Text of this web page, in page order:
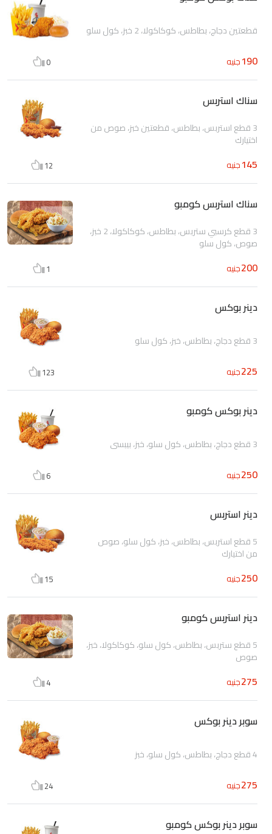
قطعتين دجاج، بطاطس، كوكاكولا، 2 خبز، كول سلو
190جنيه 0
سناك استربس
3 قطع استربس، بطاطس، قطعتين خبز، صوص من
اختيارك
145جنيه 12
سناك استربس كومبو
3 قطع كرسبي ستربس، بطاطس، كوكاكولا، 2 خبز،
صوص، كول سلو
200جنيه 1
دينر بوكس
3 قطع دجاج، بطاطس، خبز، كول سلو
225جنيه 123
دينر بوكس كومبو
3 قطع دجاج، بطاطس، كول سلو، خبز، بيبسى
250جنيه 6
دينر استربس
5 قطع استربس، بطاطس، خبز، كول سلو، صوص
من اختيارك
250جنيه 15
دينر استربس كومبو
5 قطع ستربس، بطاطس، كول سلو، كوكاكولا، خبز،
صوص
275جنيه 4
سوبر دينر بوكس
4 قطع دجاج، بطاطس، كول سلو، خبز
275جنيه 24
سوبر دينر بوكس كومبو